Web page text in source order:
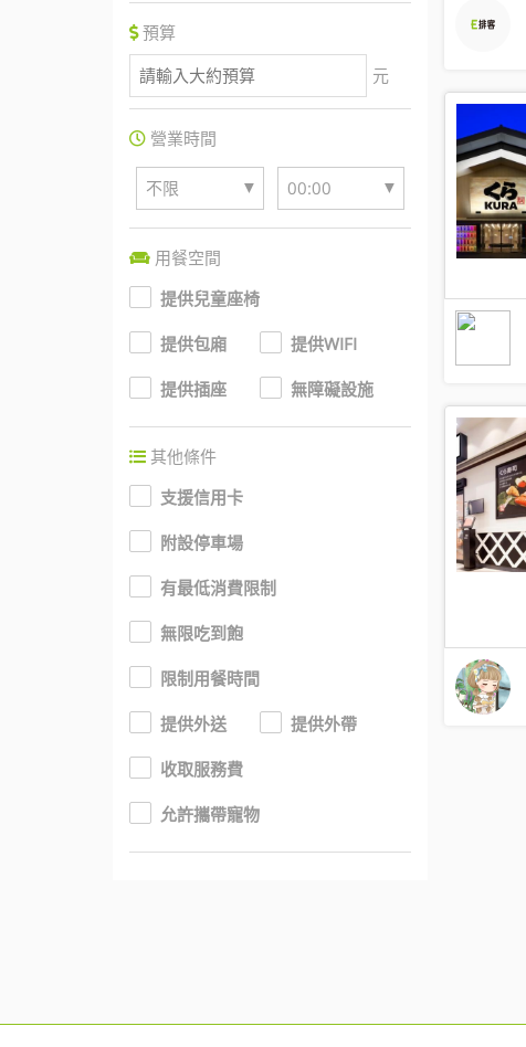
預算
元
營業時間
不限 ▼ 00:00 ▼
用餐空間
提供兒童座椅
提供包廂 提供WIFI
提供插座 無障礙設施
其他條件
支援信用卡
附設停車場
有最低消費限制
無限吃到飽
限制用餐時間
提供外送 提供外帶
收取服務費
允許攜帶寵物